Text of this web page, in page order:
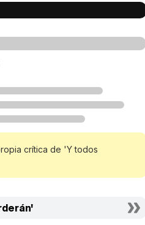
crítica de 'Y todos